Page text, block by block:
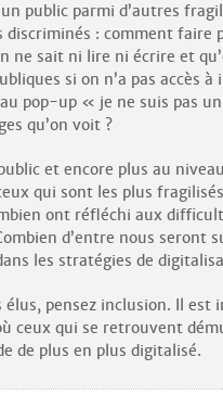
public parmi d’autres
discriminés : comment
ne sait ni lire ni écrire et
si on n’a pas accès
pop-up « je ne suis pas
qu’on voit ?
et encore plus au
qui sont les plus
ont réfléchi aux
d’entre nous seront
les stratégies de
élus, pensez inclusion. Il
ceux qui se retrouvent
de plus en plus digitalisé.